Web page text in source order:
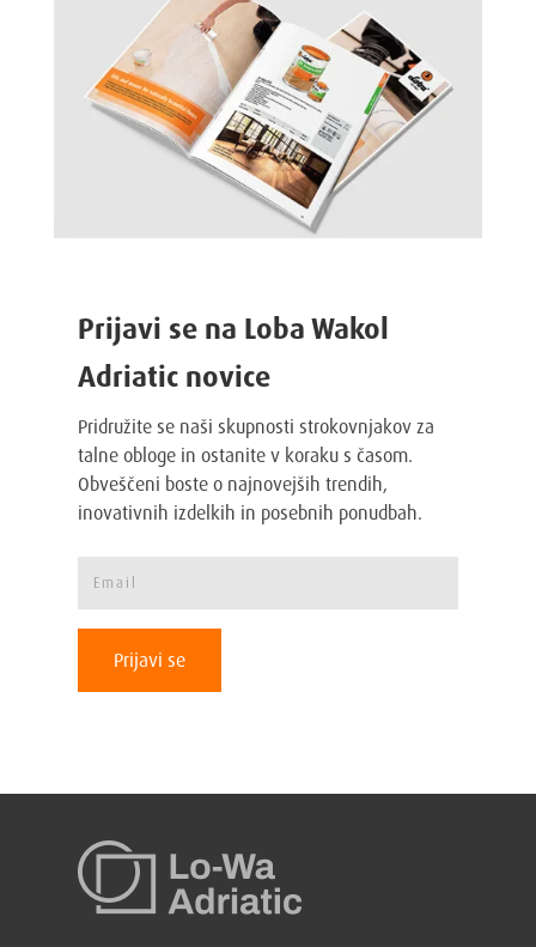
Prijavi se na Loba Wakol
Adriatic novice
Pridružite se naši skupnosti strokovnjakov za
talne obloge in ostanite v koraku s časom.
Obveščeni boste o najnovejših trendih,
inovativnih izdelkih in posebnih ponudbah.
Prijavi se